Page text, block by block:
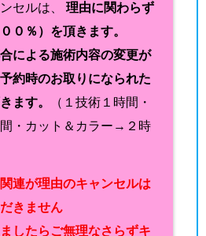
セルは、 理由に関わらず
０％）を頂きます。
による施術内容の変更が
約時のお取りになられた
ます。
（１技術１時間・
・カット＆カラー→２時
連が理由のキャンセルは
きません
したらご無理なさらずキ